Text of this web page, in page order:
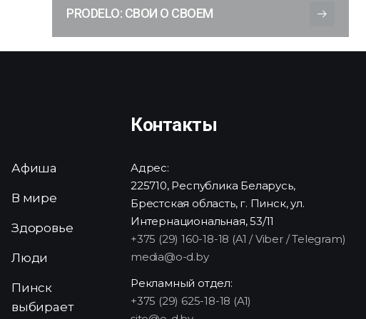
PRODELO: СВОИ О СВОЕМ
Афиша
В мире
Здоровье
Люди
Пинск
выбирает
Контакты
Адрес:
225710, Республика Беларусь,
Брестская область, г. Пинск, ул.
Интернациональная, 53/11
+375 (29) 160-18-18 (A1 / Viber / Telegram)
media@o-d.by
Рекламный отдел:
+375 (29) 625-18-18 (A1)